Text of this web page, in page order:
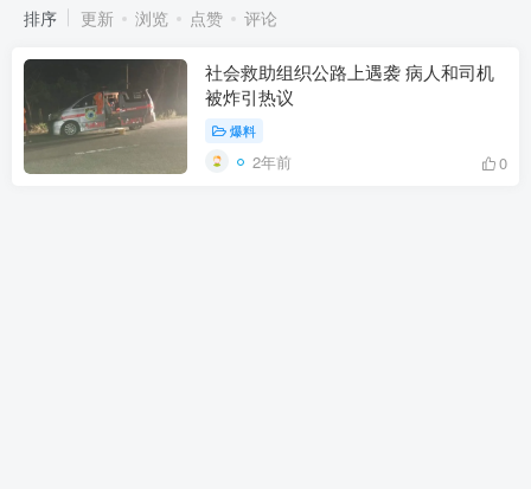
排序 更新 浏览 点赞 评论
社会救助组织公路上遇袭 病人和司机
被炸引热议
爆料
2年前 0